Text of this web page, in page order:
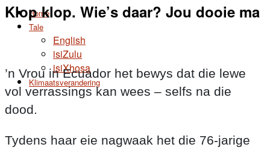
Home
Tale
English
isiZulu
isiXhosa
Klimaatsverandering
Klop klop. Wie’s daar? Jou dooie ma
’n Vrou in Ecuador het bewys dat die lewe
vol verrassings kan wees – selfs na die
dood.
Tydens haar eie nagwaak het die 76-jarige